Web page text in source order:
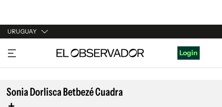
URUGUAY
URUGUAY
ARGENTINA
ESPAÑA
Login
Sonia Dorlisca Betbezé Cuadra